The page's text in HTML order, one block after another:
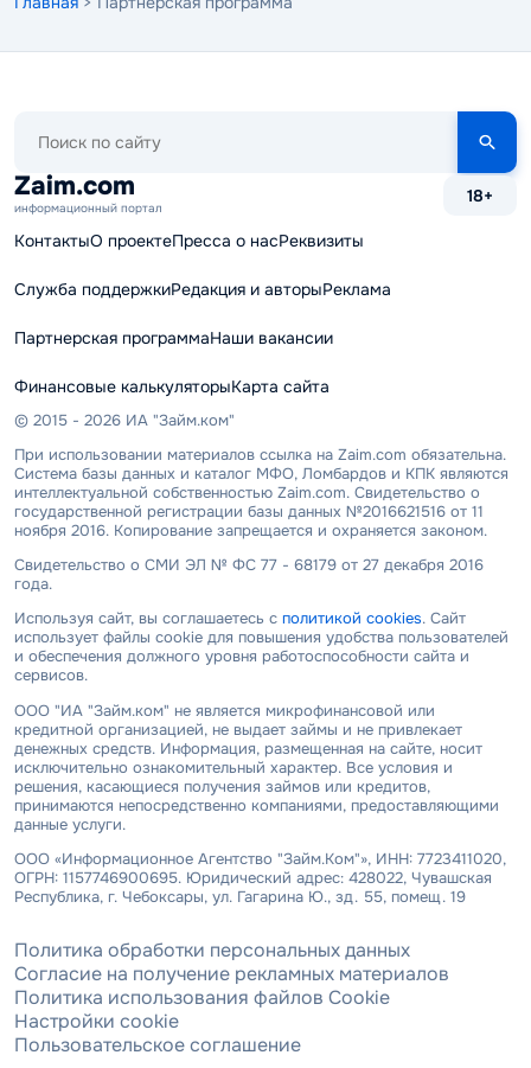
сайту
Zaim.com
информационный портал
18+
КонтактыО проектеПресса о насРеквизиты
Служба поддержкиРедакция и авторыРеклама
Партнерская программаНаши вакансии
Финансовые калькуляторыКарта сайта
© 2015 - 2026 ИА "Займ.ком"
При использовании материалов ссылка на Zaim.com обязательна.
Система базы данных и каталог МФО, Ломбардов и КПК являются
интеллектуальной собственностью Zaim.com. Свидетельство о
государственной регистрации базы данных №2016621516 от 11
ноября 2016. Копирование запрещается и охраняется законом.
Свидетельство о СМИ ЭЛ № ФС 77 - 68179 от 27 декабря 2016
года.
Используя сайт, вы соглашаетесь с политикой cookies. Сайт
использует файлы cookie для повышения удобства пользователей
и обеспечения должного уровня работоспособности сайта и
сервисов.
ООО "ИА "Займ.ком" не является микрофинансовой или
кредитной организацией, не выдает займы и не привлекает
денежных средств. Информация, размещенная на сайте, носит
исключительно ознакомительный характер. Все условия и
решения, касающиеся получения займов или кредитов,
принимаются непосредственно компаниями, предоставляющими
данные услуги.
ООО «Информационное Агентство "Займ.Ком"», ИНН: 7723411020,
ОГРН: 1157746900695. Юридический адрес: 428022, Чувашская
Республика, г. Чебоксары, ул. Гагарина Ю., зд. 55, помещ. 19
Политика обработки персональных данных
Согласие на получение рекламных материалов
Политика использования файлов Cookie
Настройки cookie
Пользовательское соглашение